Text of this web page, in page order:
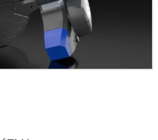
オ)
本編映像制作にも携わった株